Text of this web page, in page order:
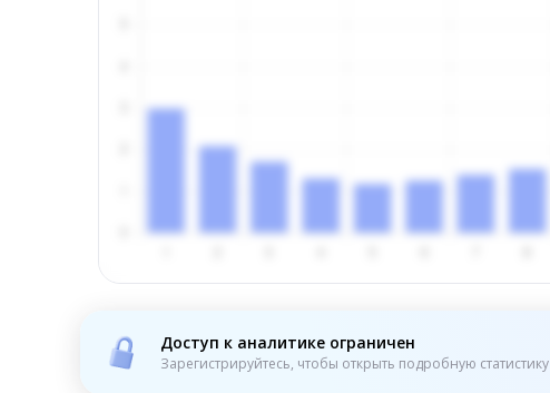
Доступ к аналитике ограничен
Зарегистрируйтесь, чтобы открыть подробную статистику